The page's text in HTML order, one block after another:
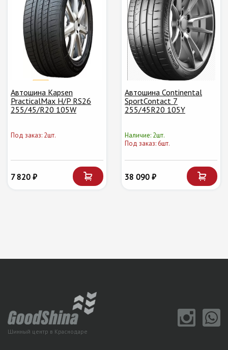
Автошина Kapsen
PracticalMax H/P RS26
255/45/R20 105W
Под заказ: 2шт.
7 820 ₽
Автошина Continental
SportContact 7
255/45R20 105Y
Наличие: 2шт.
Под заказ: 6шт.
38 090 ₽
Шинный центр в Краснодаре